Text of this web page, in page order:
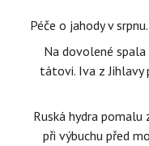
Péče o jahody v
Na dovolené
tátovi. Iva z Jihlavy
Ruská hydra
při výbuchu před